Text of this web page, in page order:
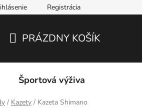
Registrácia
KOŠÍK
PRÁZDNY KOŠÍK
Športová výživa
/ Kazety / Kazeta Shimano